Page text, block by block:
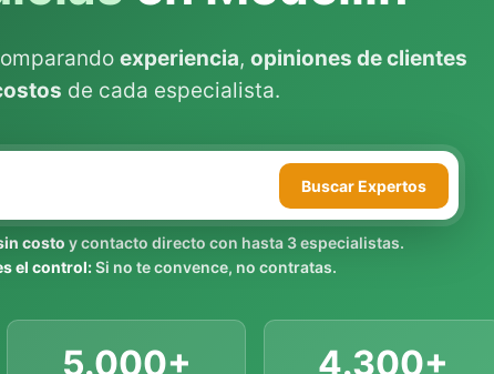
experiencia, opiniones de clientes
de cada especialista.
BuscarExpertos
costo y contacto directo con hasta 3 especialistas.
el control:Si no te convence, no contratas.
5.000+ 4.300+